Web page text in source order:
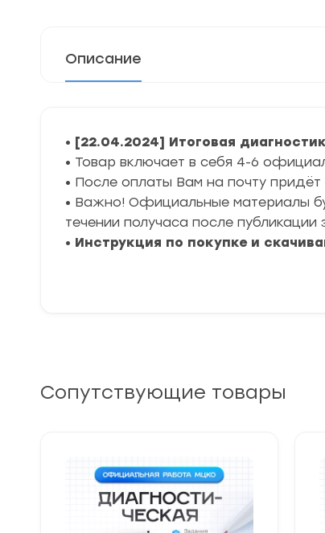
Описание
• [22.04.2024] Итоговая
• Товар включает в себя 4-6
• После оплаты Вам на почту
• Важно! Официальные материалы
течении получаса после публикации
• Инструкция по покупке и
Сопутствующие товары